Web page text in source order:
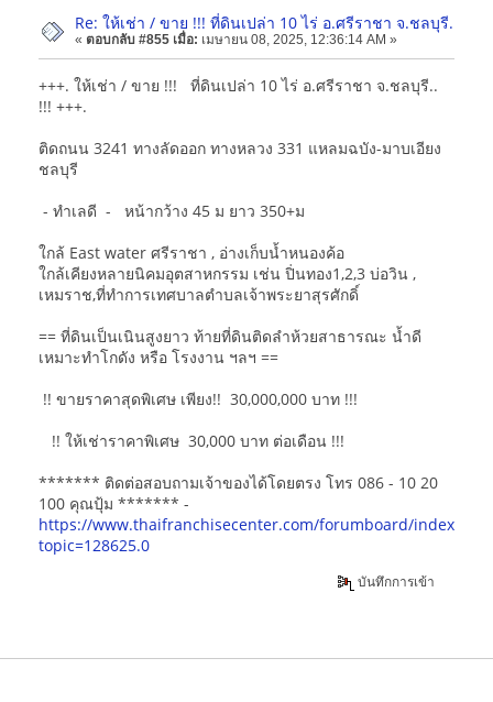
Re: ให้เช่า / ขาย !!! ที่ดินเปล่า 10 ไร่ อ.ศรีราชา จ.ชลบุรี.
« ตอบกลับ #855 เมื่อ: เมษายน 08, 2025, 12:36:14 AM »
+++. ให้เช่า / ขาย !!! ที่ดินเปล่า 10 ไร่ อ.ศรีราชา จ.ชลบุรี..
!!! +++.
ติดถนน 3241 ทางลัดออก ทางหลวง 331 แหลมฉบัง-มาบเอียง
ชลบุรี
- ทำเลดี - หน้ากว้าง 45 ม ยาว 350+ม
ใกล้ East water ศรีราชา , อ่างเก็บน้ำหนองค้อ
ใกล้เคียงหลายนิคมอุตสาหกรรม เช่น ปิ่นทอง1,2,3 บ่อวิน ,
เหมราช,ที่ทำการเทศบาลตำบลเจ้าพระยาสุรศักดิ์
== ที่ดินเป็นเนินสูงยาว ท้ายที่ดินติดลำห้วยสาธารณะ น้ำดี
เหมาะทำโกดัง หรือ โรงงาน ฯลฯ ==
!! ขายราคาสุดพิเศษ เพียง!! 30,000,000 บาท !!!
!! ให้เช่าราคาพิเศษ 30,000 บาท ต่อเดือน !!!
******* ติดต่อสอบถามเจ้าของได้โดยตรง โทร 086 - 10 20
100 คุณปุ้ม ******* -
https://www.thaifranchisecenter.com/forumboard/
topic=128625.0
บันทึกการเข้า